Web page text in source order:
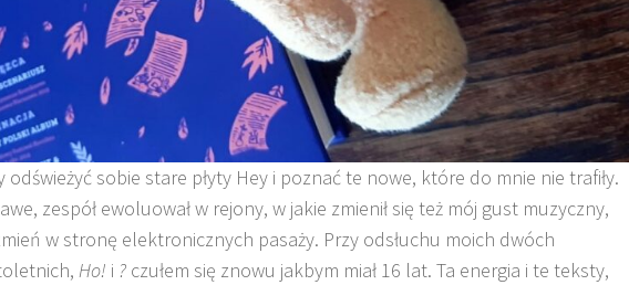
odświeżyć sobie stare płyty Hey i poznać te nowe, które do mnie nie trafiły.
zespół ewoluował w rejony, w jakie zmienił się też mój gust muzyczny,
w stronę elektronicznych pasaży. Przy odsłuchu moich dwóch
Ho! i ? czułem się znowu jakbym miał 16 lat. Ta energia i te teksty,